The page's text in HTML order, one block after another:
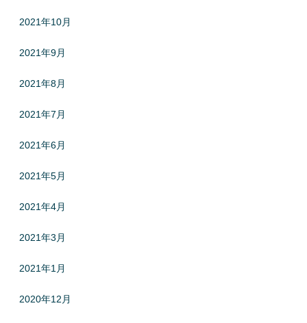
2021年10月
2021年9月
2021年8月
2021年7月
2021年6月
2021年5月
2021年4月
2021年3月
2021年1月
2020年12月